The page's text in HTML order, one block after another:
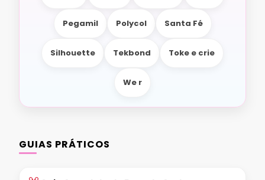
Pegamil Polycol Santa Fé
Silhouette Tekbond Toke e crie
We r
GUIAS PRÁTICOS